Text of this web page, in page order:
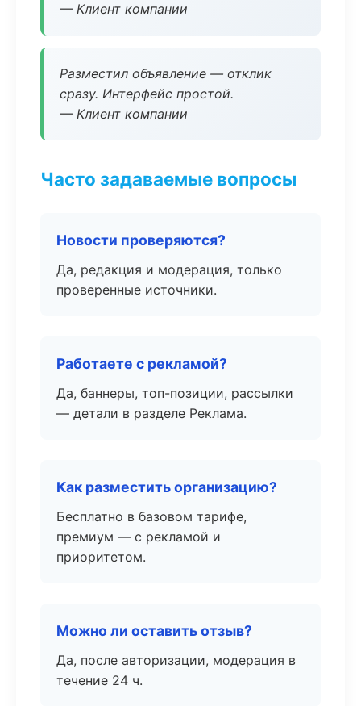
— Клиент компании
Разместил объявление — отклик
сразу. Интерфейс простой.
— Клиент компании
Часто задаваемые вопросы
Новости проверяются?
Да, редакция и модерация, только
проверенные источники.
Работаете с рекламой?
Да, баннеры, топ-позиции, рассылки
— детали в разделе Реклама.
Как разместить организацию?
Бесплатно в базовом тарифе,
премиум — с рекламой и
приоритетом.
Можно ли оставить отзыв?
Да, после авторизации, модерация в
течение 24 ч.